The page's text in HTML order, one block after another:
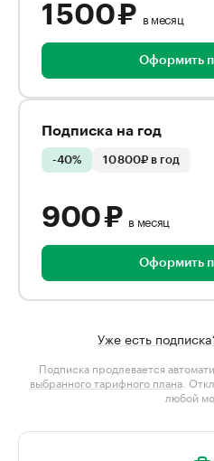
1 500 ₽ в месяц
Оформить
Подписка на год
-40% 10 800₽ в год
900 ₽ в месяц
Оформить
Уже есть
Подписка продлевается
выбранного тарифного плана .
любой